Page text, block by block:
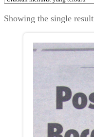
Showing the single result